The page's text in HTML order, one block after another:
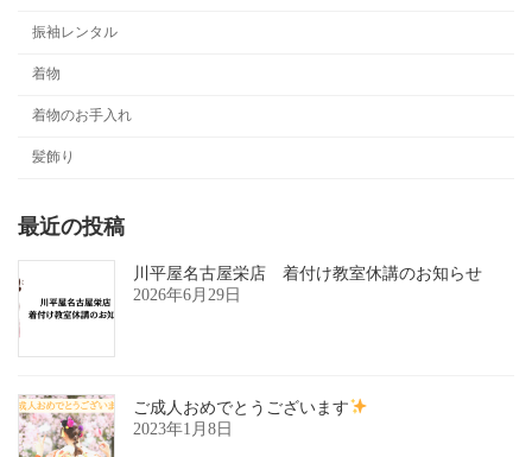
振袖レンタル
着物
着物のお手入れ
髪飾り
最近の投稿
川平屋名古屋栄店 着付け教室休講のお知らせ
2026年6月29日
ご成人おめでとうございます
2023年1月8日